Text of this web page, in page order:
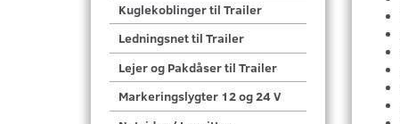
Kuglekoblinger til Trailer
Ledningsnet til Trailer
Lejer og Pakdåser til Trailer
Markeringslygter 12 og 24 V